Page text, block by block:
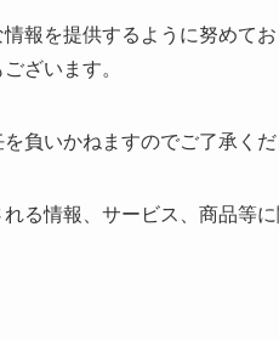
報を提供するように努めて
ざいます。
負いかねますのでご了承くだ
る情報、サービス、商品等